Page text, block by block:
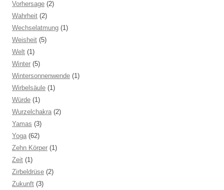
Vorhersage (2)
Wahrheit (2)
Wechselatmung (1)
Weisheit (5)
Welt (1)
Winter (5)
Wintersonnenwende (1)
Wirbelsäule (1)
Würde (1)
Wurzelchakra (2)
Yamas (3)
Yoga (62)
Zehn Körper (1)
Zeit (1)
Zirbeldrüse (2)
Zukunft (3)